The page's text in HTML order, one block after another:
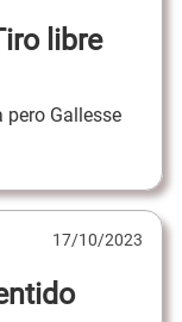
libre
Gallesse
17/10/2023